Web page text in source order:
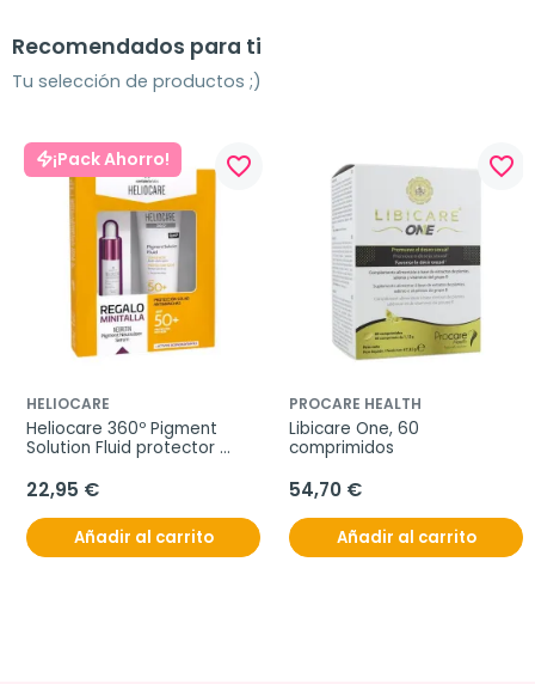
Recomendados para ti
Tu selección de productos ;)
¡Pack Ahorro! favorite_border
HELIOCARE
Heliocare 360º Pigment
Solution Fluid protector
Neoretin Pigment Sérum 10
22,95 €
Añadir al carrito
favorite_border
PROCARE HEALTH
Libicare One, 60
comprimidos
54,70 €
Añadir al carrito